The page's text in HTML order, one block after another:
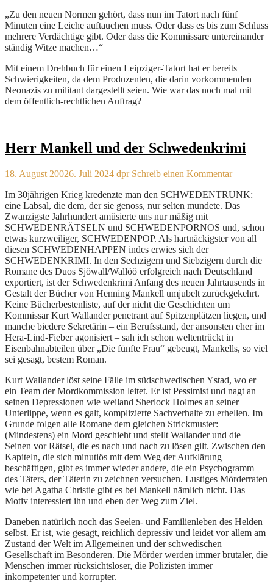
„Zu den neuen Normen gehört, dass nun im Tatort nach fünf
Minuten eine Leiche auftauchen muss. Oder dass es bis zum Schluss
mehrere Verdächtige gibt. Oder dass die Kommissare untereinander
ständig Witze machen…“
Mit einem Drehbuch für einen Leipziger-Tatort hat er bereits
Schwierigkeiten, da dem Produzenten, die darin vorkommenden
Neonazis zu militant dargestellt seien. Wie war das noch mal mit
dem öffentlich-rechtlichen Auftrag?
Herr Mankell und der Schwedenkrimi
18. August 20026. Juli 2024 dpr Schreib einen Kommentar
Im 30jährigen Krieg kredenzte man den SCHWEDENTRUNK:
eine Labsal, die dem, der sie genoss, nur selten mundete. Das
Zwanzigste Jahrhundert amüsierte uns nur mäßig mit
SCHWEDENRÄTSELN und SCHWEDENPORNOS und, schon
etwas kurzweiliger, SCHWEDENPOP. Als hartnäckigster von all
diesen SCHWEDENHAPPEN indes erwies sich der
SCHWEDENKRIMI. In den Sechzigern und Siebzigern durch die
Romane des Duos Sjöwall/Wallöö erfolgreich nach Deutschland
exportiert, ist der Schwedenkrimi Anfang des neuen Jahrtausends in
Gestalt der Bücher von Henning Mankell umjubelt zurückgekehrt.
Keine Bücherbestenliste, auf der nicht die Geschichten um
Kommissar Kurt Wallander penetrant auf Spitzenplätzen liegen, und
manche biedere Sekretärin – ein Berufsstand, der ansonsten eher im
Hera-Lind-Fieber agonisiert – sah ich schon weltentrückt in
Eisenbahnabteilen über „Die fünfte Frau“ gebeugt, Mankells, so viel
sei gesagt, bestem Roman.
Kurt Wallander löst seine Fälle im südschwedischen Ystad, wo er
ein Team der Mordkommission leitet. Er ist Pessimist und nagt an
seinen Depressionen wie weiland Sherlock Holmes an seiner
Unterlippe, wenn es galt, komplizierte Sachverhalte zu erhellen. Im
Grunde folgen alle Romane dem gleichen Strickmuster:
(Mindestens) ein Mord geschieht und stellt Wallander und die
Seinen vor Rätsel, die es nach und nach zu lösen gilt. Zwischen den
Kapiteln, die sich minutiös mit dem Weg der Aufklärung
beschäftigen, gibt es immer wieder andere, die ein Psychogramm
des Täters, der Täterin zu zeichnen versuchen. Lustiges Mörderraten
wie bei Agatha Christie gibt es bei Mankell nämlich nicht. Das
Motiv interessiert ihn und eben der Weg zum Ziel.
Daneben natürlich noch das Seelen- und Familienleben des Helden
selbst. Er ist, wie gesagt, reichlich depressiv und leidet vor allem am
Zustand der Welt im Allgemeinen und der schwedischen
Gesellschaft im Besonderen. Die Mörder werden immer brutaler, die
Menschen immer rücksichtsloser, die Polizisten immer
inkompetenter und korrupter.